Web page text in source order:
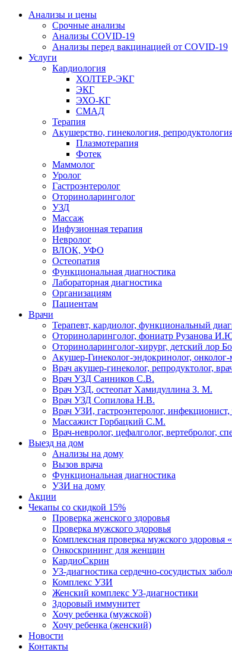
Анализы и цены
Срочные анализы
Анализы COVID-19
Анализы перед вакцинацией от COVID-19
Услуги
Кардиология
ХОЛТЕР-ЭКГ
ЭКГ
ЭХО-КГ
СМАД
Терапия
Акушерство, гинекология,
Плазмотерапия
Фотек
Маммолог
Уролог
Гастроэнтеролог
Оториноларинголог
УЗД
Массаж
Инфузионная терапия
Невролог
ВЛОК, УФО
Остеопатия
Функциональная диагностика
Лабораторная диагностика
Организациям
Пациентам
Врачи
Терапевт, кардиолог, функциональный
Оториноларинголог, фониатр Рузанова
Оториноларинголог-хирург, детский лор
Акушер-Гинеколог-эндокринолог,
Врач акушер-гинеколог, репродуктолог,
Врач УЗД Санников С.В.
Врач УЗД, остеопат Хамидуллина З. М.
Врач УЗД Сопилова Н.В.
Врач УЗИ, гастроэнтеролог, инфекционист,
Массажист Горбацкий С.М.
Врач-невролог, цефалголог, вертебролог,
Выезд на дом
Анализы на дому
Вызов врача
Функциональная диагностика
УЗИ на дому
Акции
Чекапы со скидкой 15%
Проверка женского здоровья
Проверка мужского здоровья
Комплексная проверка мужского
Онкоcкрининг для женщин
КардиоСкрин
УЗ-диагностика сердечно-сосудистых
Комплекс УЗИ
Женский комплекс УЗ-диагностики
Здоровый иммунитет
Хочу ребенка (мужской)
Хочу ребенка (женский)
Новости
Контакты